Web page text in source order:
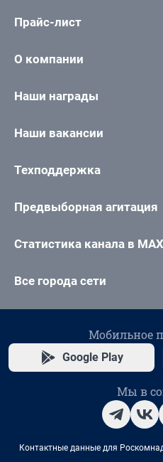
Прайс-лист
О компании
Наши награды
Наши вакансии
Техподдержка
Предвыборная агитация
Статистика канала в MAX
Все города сети
Мобильное
Google Play
Мы в
Контактные данные для